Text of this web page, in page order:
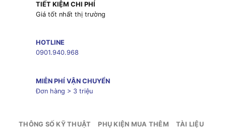
TIẾT KIỆM CHI PHÍ
Giá tốt nhất thị trường
HOTLINE
0901.940.968
MIỄN PHÍ VẬN CHUYỂN
Đơn hàng > 3 triệu
THÔNG SỐ KỸ THUẬT PHỤ KIỆN MUA THÊM TÀI LIỆU